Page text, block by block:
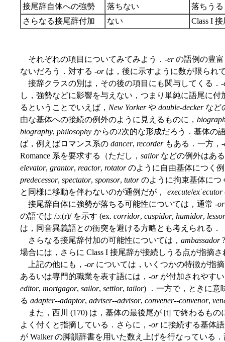
接尾辞自体への強勢
落ちない
落ちうる
さらなる接尾辞付加
ない Class I
それぞれの項目についてみてみよう．-erの語例の豊富
ないだろう．対する -orは，後に示すように数が限られ
接辞クラスの別は，その後の項目にも関与してくる．-
し，強勢などに影響を与えない，つまり単純に語尾に
るということでいえば， New Yorkerや double-deckerなど
由な基体への接続の例外のように見えるものに，
biography, philosophy からの2次的な形成だろう．基体の
ば，例えばロマンス系の dancer, recorderもある．一方，-
Romance 系を要求する（ただし， sailorなどの例外はあ
elevator, grantor, reactor, rotatorのように自由基体につく
predecessor, spectator, sponsor, tutorのように拘束基体につ
と同様に移動を伴わないのが通例だが， ˈexecute/exˈecutor
接尾辞自体に強勢が落ちる可能性については，通常 -or
の語では /ɔː(r)/ を示す (ex. corridor, cuspidor, humidor, lessor
は，同音異義語との衝突を避ける方略とも考えられる．
さらなる接尾辞付加の可能性については， ambassador
場合には，さらに Class I 接尾辞が接続しうる点が指摘さ
上記の他にも，-orについては，いくつかの特徴が指
あるいは専門的職業を表す語には，-orが付加されやす
editor, mortgagor, sailor, settlor, tailor) ．一方で，ときに意
る adapter--adaptor, adviser--advisor, convener--convenor,
また，西川 (170) は，基体の最後尾が [t] で終わるも
よく付くと指摘している．さらに，-orに接続する基体
が Walker の脚韻辞書を用いた数え上げを行なっている